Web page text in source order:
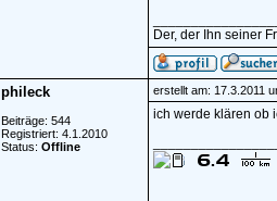
Der, der Ihn seiner
phileck
Beiträge: 544
Registriert: 4.1.2010
Status: Offline
erstellt am: 17.3.2011
ich werde klären ob